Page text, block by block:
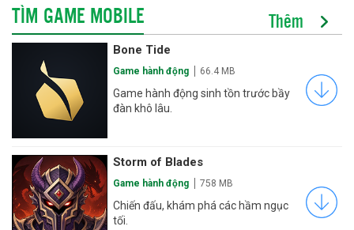
TÌM GAME MOBILE Thêm
Bone Tide
Game hành động 66.4 MB
Game hành động sinh tồn trước bầy
đàn khô lâu.
Storm of Blades
Game hành động 758 MB
Chiến đấu, khám phá các hầm ngục
tối.